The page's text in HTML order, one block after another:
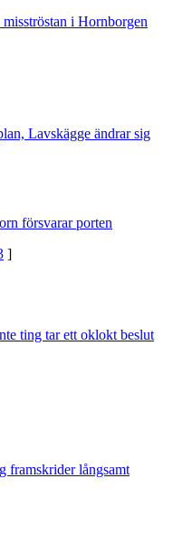
i Hornborgen
Lavskägge ändrar sig
försvarar porten
]
ting tar ett oklokt beslut
framskrider långsamt